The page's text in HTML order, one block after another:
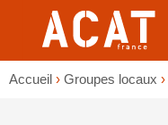
Accueil › Groupes locaux ›